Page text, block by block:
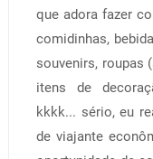
que adora fazer
comidinhas,
souvenirs, roupas
itens de
kkkk... sério, eu
de viajante